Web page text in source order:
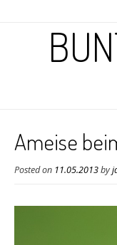
Ameise
Posted on 11.05.2013by